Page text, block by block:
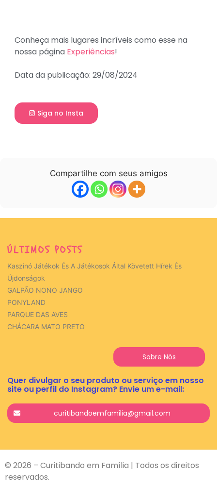
Conheça mais lugares incríveis como esse na
nossa página Experiências!
Data da publicação: 29/08/2024
Siga no Insta
Compartilhe com seus amigos
ÚLTIMOS POSTS
Kaszinó Játékok És A Játékosok Által Követett Hírek És
Újdonságok
GALPÃO NONO JANGO
PONYLAND
PARQUE DAS AVES
CHÁCARA MATO PRETO
Sobre Nós
Quer divulgar o seu produto ou serviço em nosso
site ou perfil do Instagram? Envie um e-mail:
curitibandoemfamilia@gmail.com
© 2026 – Curitibando em Família | Todos os direitos
reservados.